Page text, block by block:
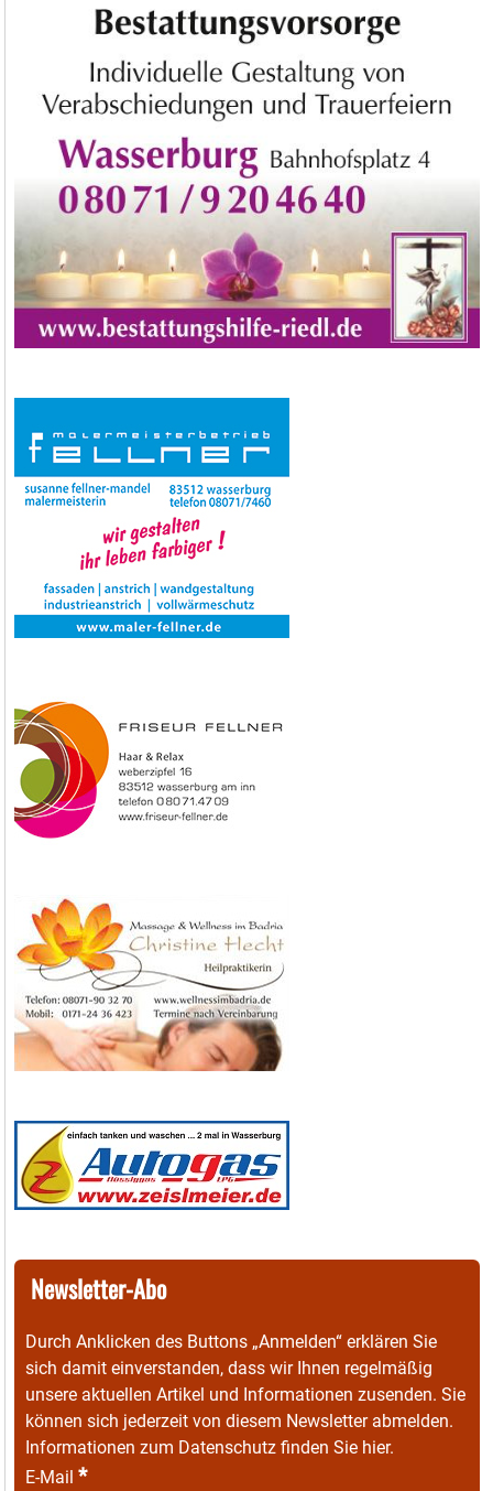
Newsletter-Abo
Durch Anklicken des Buttons „Anmelden“ erklären Sie
sich damit einverstanden, dass wir Ihnen regelmäßig
unsere aktuellen Artikel und Informationen zusenden. Sie
können sich jederzeit von diesem Newsletter abmelden.
Informationen zum Datenschutz finden Sie hier.
E-Mail *